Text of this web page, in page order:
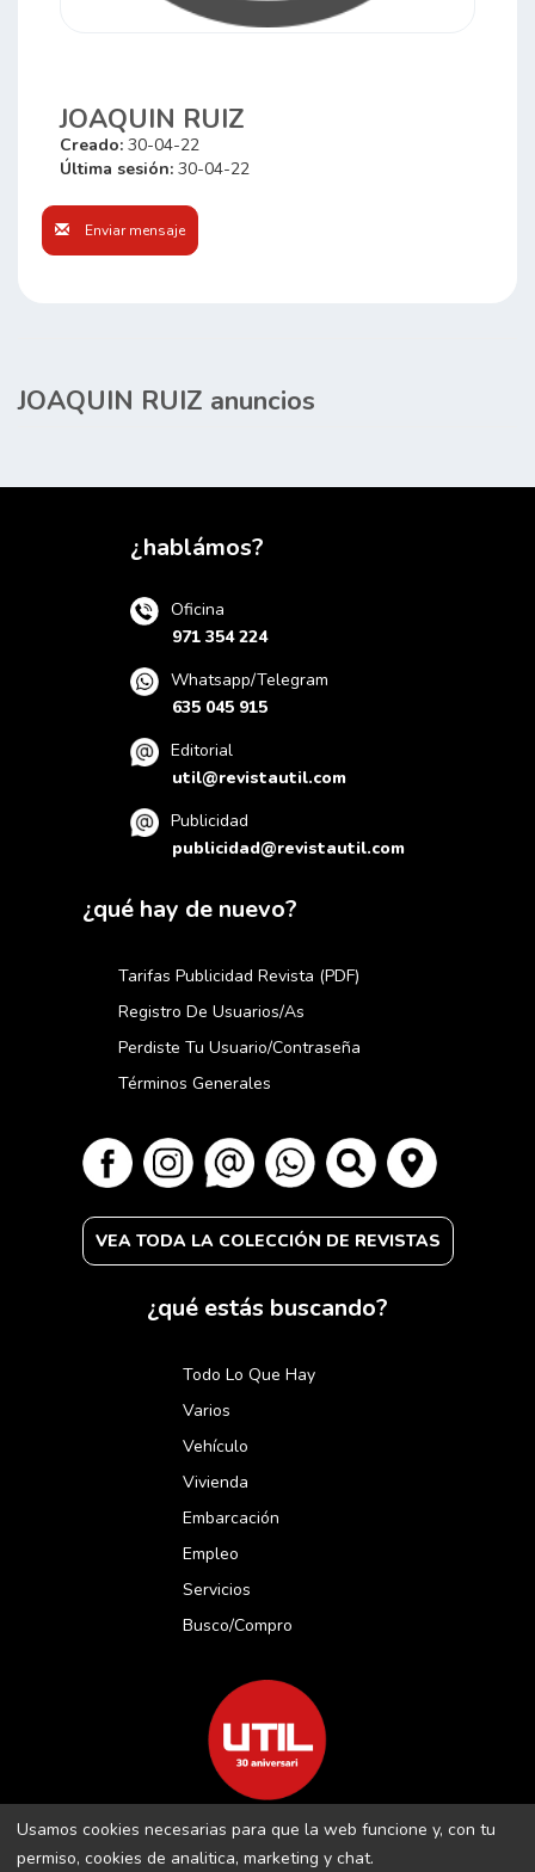
Usamos cookies necesarias para que la web funcione y, con tu
permiso, cookies de analitica, marketing y chat.
JOAQUIN RUIZ
Creado: 30-04-22
Última sesión: 30-04-22
Enviar mensaje
JOAQUIN RUIZ anuncios
¿hablámos?
Oficina
971 354 224
Whatsapp/Telegram
635 045 915
Editorial
util@revistautil.com
Publicidad
publicidad@revistautil.com
¿qué hay de nuevo?
Tarifas Publicidad Revista (PDF)
Registro De Usuarios/as
Perdiste Tu Usuario/contraseña
Términos Generales
VEA TODA LA COLECCIÓN DE REVISTAS
¿qué estás buscando?
Todo Lo Que Hay
Varios
Vehículo
Vivienda
Embarcación
Empleo
Servicios
Busco/compro
REVISTA UTIL MENORCA S.L C/ BORJA MOLL, 18 · 07703 MAÓ-